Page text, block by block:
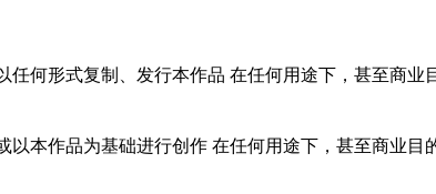
何形式复制、发行本作品 在任何用途下，甚至商业
本作品为基础进行创作 在任何用途下，甚至商业目